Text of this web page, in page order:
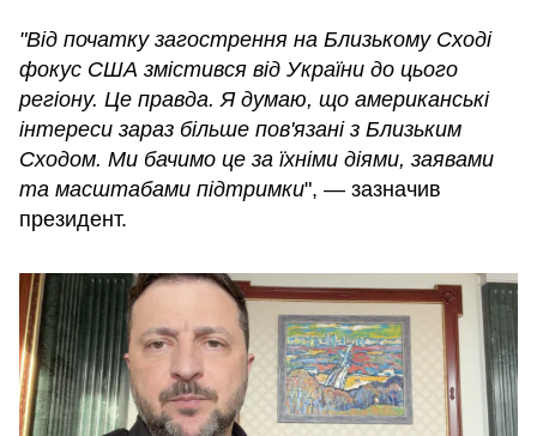
"Від початку загострення на Близькому Сході
фокус США змістився від України до цього
регіону. Це правда. Я думаю, що американські
інтереси зараз більше пов'язані з Близьким
Сходом. Ми бачимо це за їхніми діями, заявами
та масштабами підтримки", — зазначив
президент.